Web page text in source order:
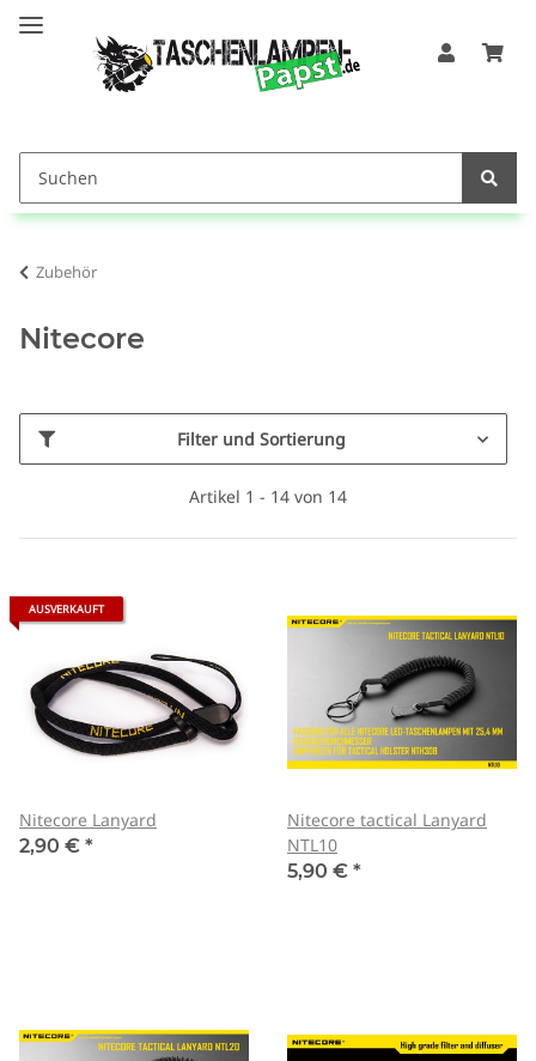
Zubehör
Nitecore
Filter und Sortierung
Artikel 1 - 14 von 14
AUSVERKAUFT
Nitecore Lanyard
2,90 € *
Nitecore tactical Lanyard
NTL10
5,90 € *